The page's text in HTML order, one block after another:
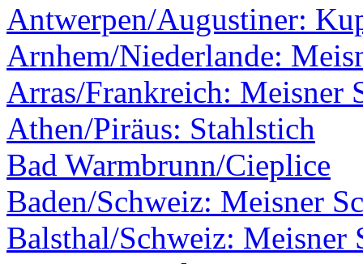
Antwerpen/Augustiner:
Arnhem/Niederlande:
Arras/Frankreich: Meisner
Athen/Piräus: Stahlstich
Bad Warmbrunn/Cieplice
Baden/Schweiz: Meisner
Balsthal/Schweiz: Meisner